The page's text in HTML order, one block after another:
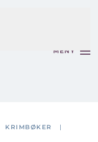
MENY
KRIMBØKER